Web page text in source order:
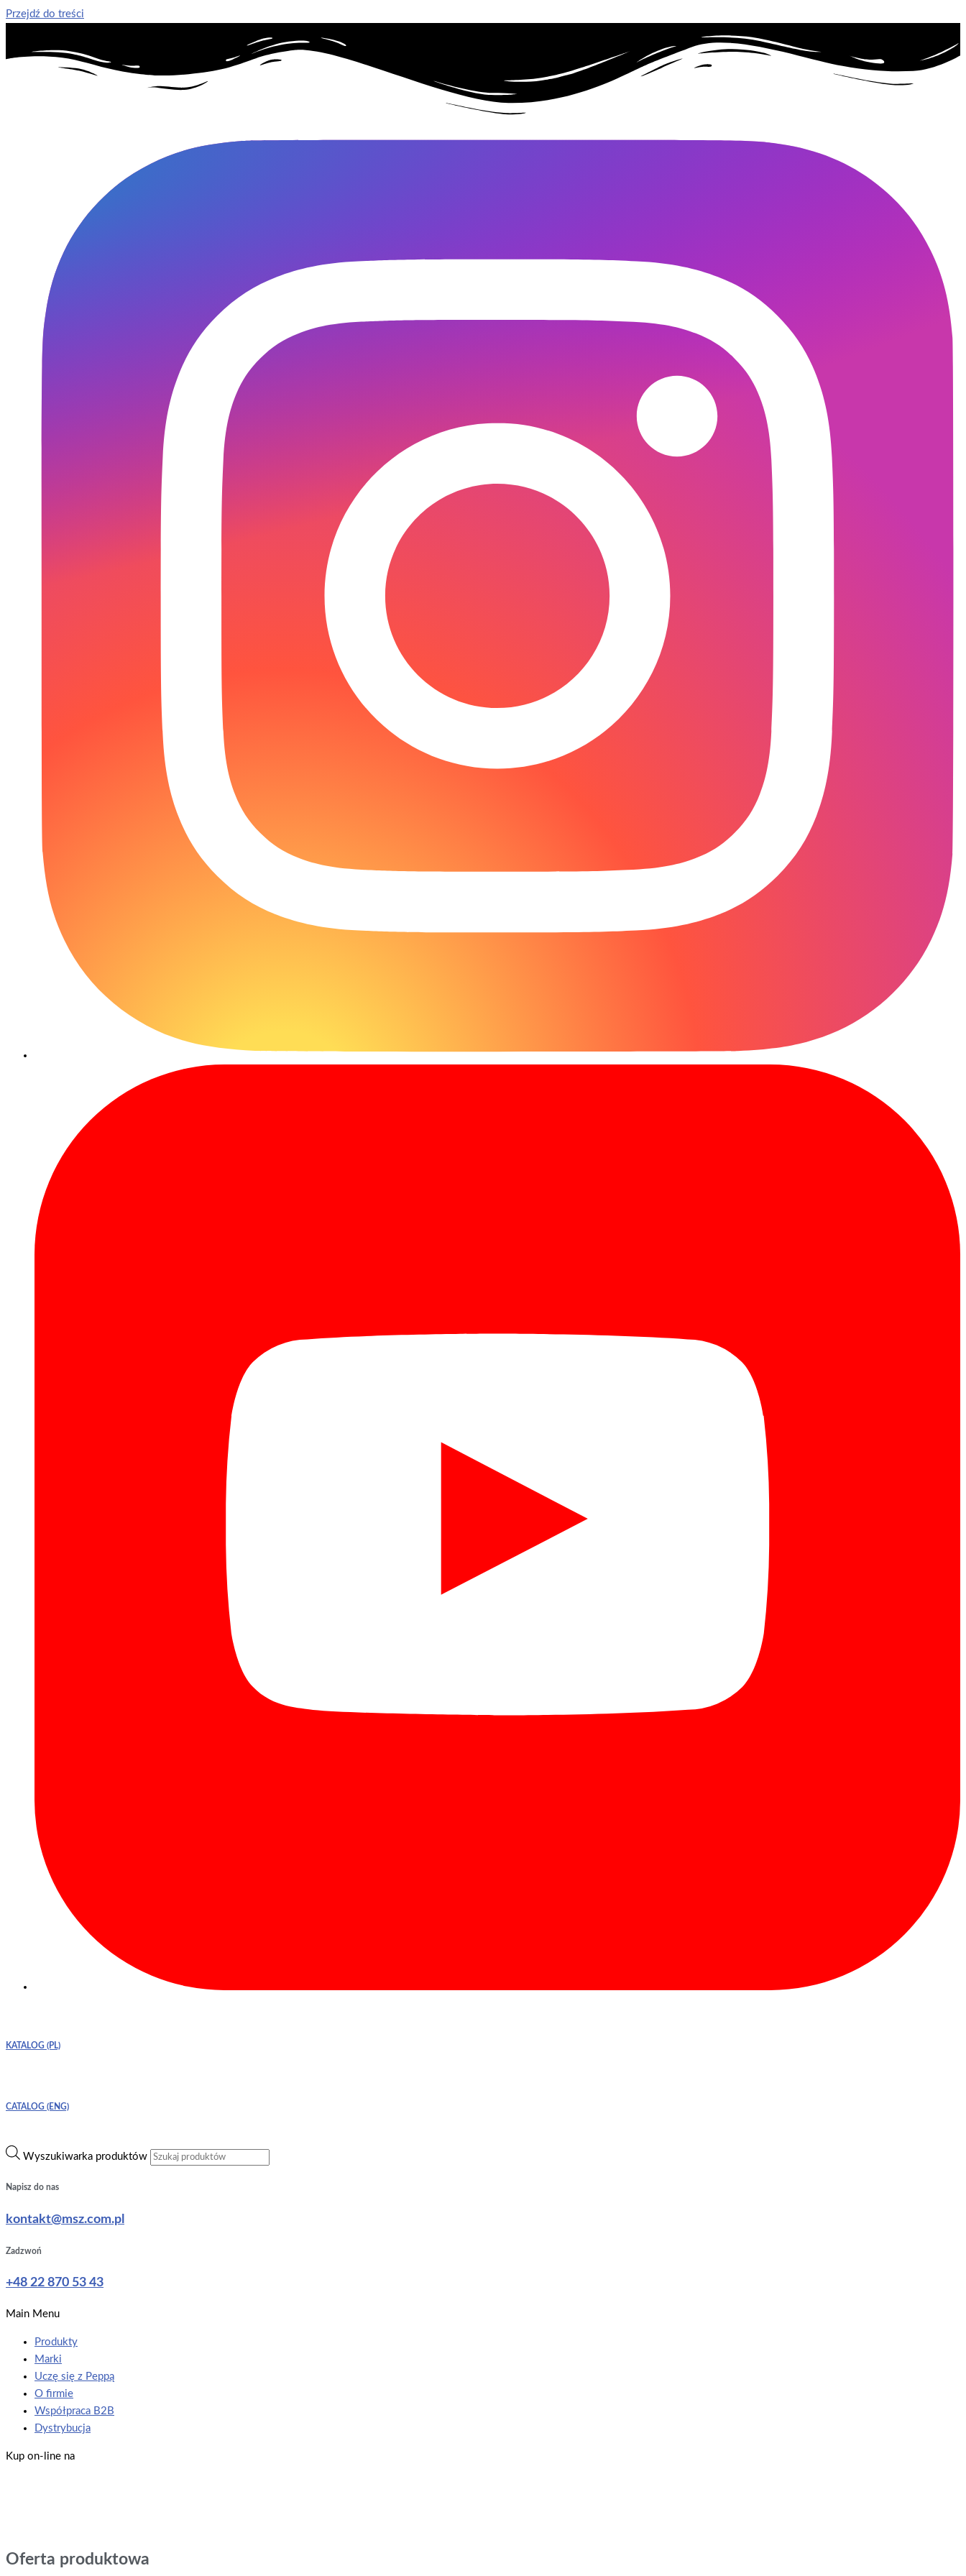
Przejdź do treści
KATALOG (PL)
CATALOG (ENG)
Wyszukiwarka produktów
Napisz do nas
kontakt@msz.com.pl
Zadzwoń
+48 22 870 53 43
Main Menu
Produkty
Marki
Uczę się z Peppą
O firmie
Współpraca B2B
Dystrybucja
Kup on-line na
Oferta produktowa